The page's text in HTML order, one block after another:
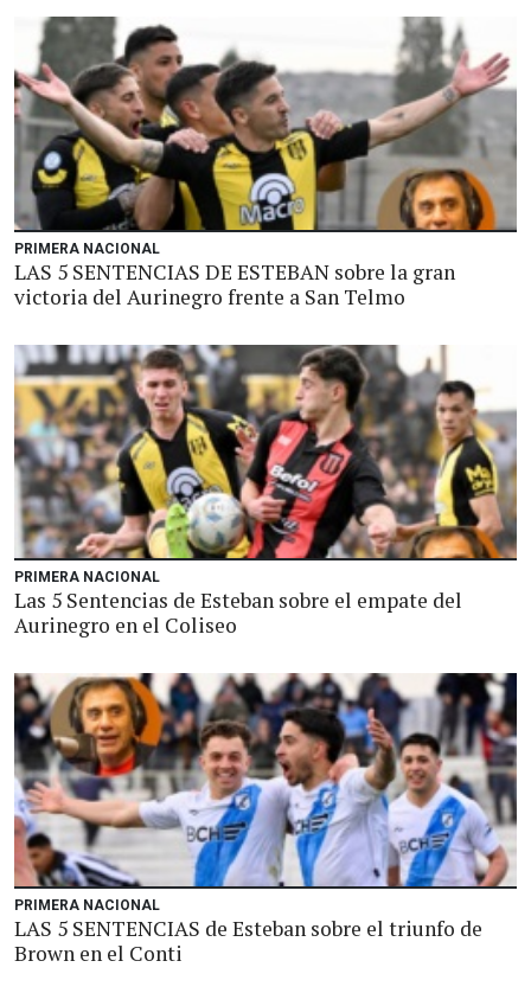
PRIMERA NACIONAL
LAS 5 SENTENCIAS DE ESTEBAN sobre la gran
victoria del Aurinegro frente a San Telmo
PRIMERA NACIONAL
Las 5 Sentencias de Esteban sobre el empate del
Aurinegro en el Coliseo
PRIMERA NACIONAL
LAS 5 SENTENCIAS de Esteban sobre el triunfo de
Brown en el Conti